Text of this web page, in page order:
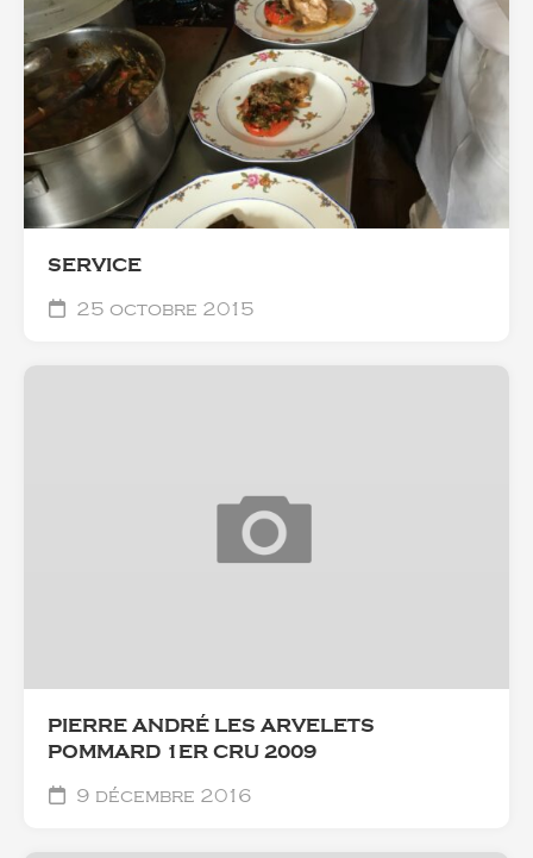
SERVICE
25 octobre 2015
PIERRE ANDRÉ LES ARVELETS
POMMARD 1ER CRU 2009
9 décembre 2016